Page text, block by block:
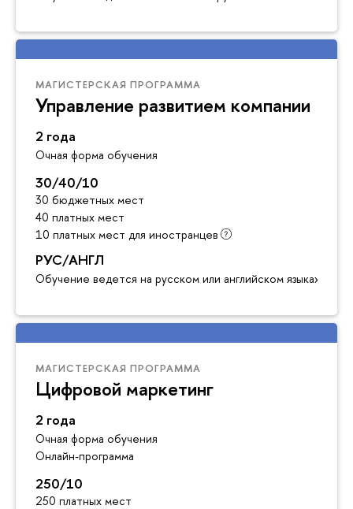
МАГИСТЕРСКАЯ ПРОГРАММА
Управление развитием компании
2 года
Очная форма обучения
30/40/10
30 бюджетных мест
40 платных мест
10 платных мест для иностранцев
РУС/АНГЛ
Обучение ведется на русском или английском языках
МАГИСТЕРСКАЯ ПРОГРАММА
Цифровой маркетинг
2 года
Очная форма обучения
Онлайн-программа
250/10
250 платных мест